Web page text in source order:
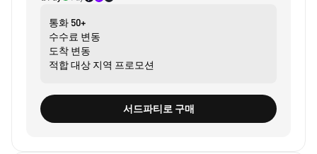
통화 50+
수수료 변동
도착 변동
적합 대상 지역 프로모션
서드파티로 구매